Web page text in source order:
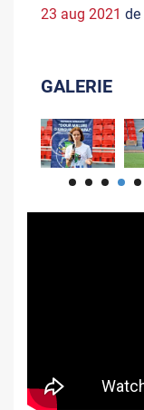
23 aug 2021 de
GALERIE